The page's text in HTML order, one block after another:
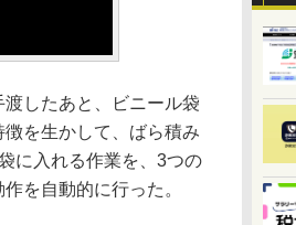
したあと、ビニール袋
を生かして、ばら積み
に入れる作業を、3つの
を自動的に行った。